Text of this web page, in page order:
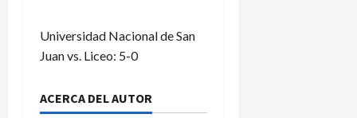
Universidad Nacional de San
Juan vs. Liceo: 5-0
ACERCA DEL AUTOR